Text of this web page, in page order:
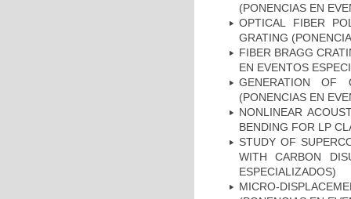
(PONENCIAS EN
OPTICAL FIBER
GRATING
FIBER BRAGG
EN EVENTOS
GENERATION OF
(PONENCIAS EN
NONLINEAR
BENDING FOR LP
STUDY OF
WITH CARBON
ESPECIALIZADOS)
MICRO-